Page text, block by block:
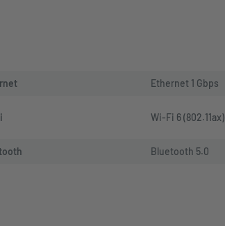
Ethernet 1 Gbps
Wi-Fi 6 (802.11ax)
Bluetooth 5.0